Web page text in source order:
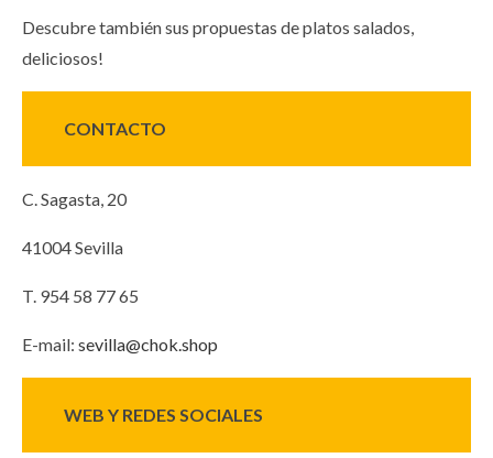
Descubre también sus propuestas de platos salados,
deliciosos!
CONTACTO
C. Sagasta, 20
41004 Sevilla
T. 954 58 77 65
E-mail: sevilla@chok.shop
WEB Y REDES SOCIALES